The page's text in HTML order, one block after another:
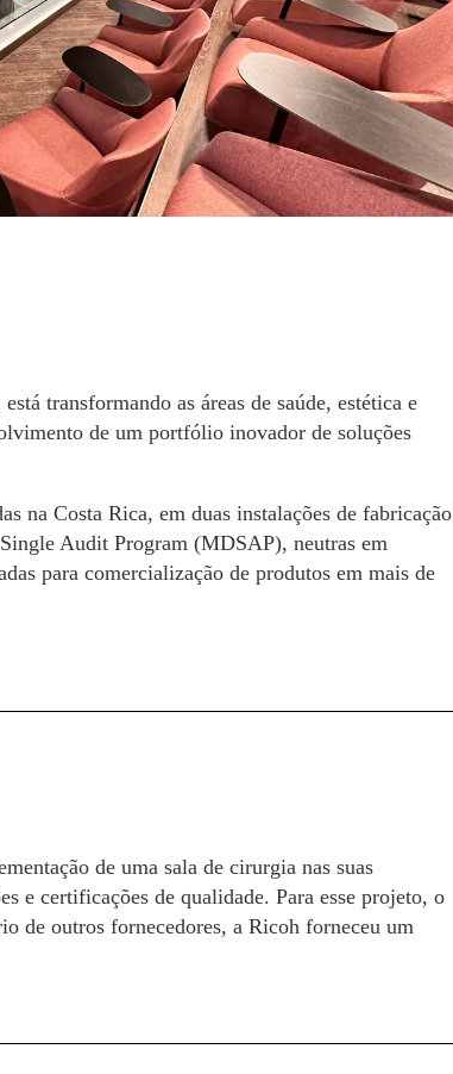
transformando as áreas de saúde, estética e
de um portfólio inovador de soluções
na Costa Rica, em duas instalações de fabricação
Audit Program (MDSAP), neutras em
para comercialização de produtos em mais de
de uma sala de cirurgia nas suas
e certificações de qualidade. Para esse projeto, o
de outros fornecedores, a Ricoh forneceu um